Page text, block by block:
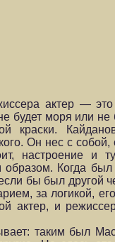
актер —
будет моря или
краски.
Он нес с
настроение и
Когда был
бы был другой
за логикой,
актер, и
таким был